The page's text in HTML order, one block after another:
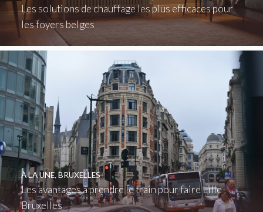
Les solutions de chauffage les plus efficaces pour
les foyers belges
Les avantages à prendre le train pour faire Lille
Bruxelles
À LA UNE, BRUXELLES